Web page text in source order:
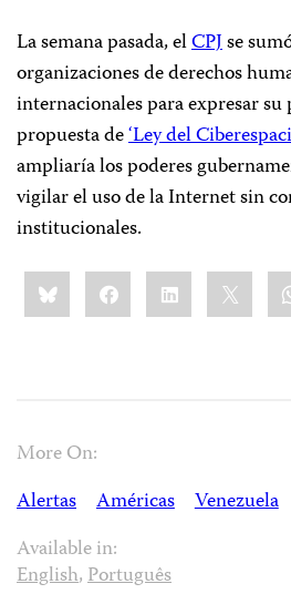
La semana pasada, elCPJse
organizaciones de derechos
internacionales para expresar
propuesta de‘Ley del
ampliaría los poderes
vigilar el uso de la Internet sin
institucionales.
Share
this:BlueskyFacebookLinkedIn
More On:
Alertas
Américas
Venezuela
Available in:
English,Português